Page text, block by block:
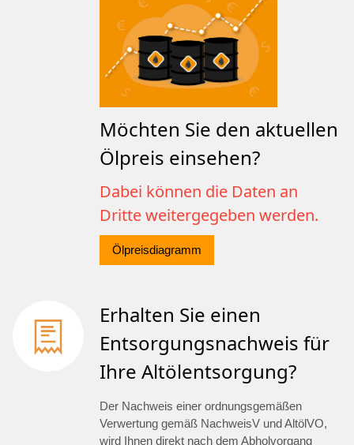
Möchten Sie den aktuellen
Ölpreis einsehen?
Dabei können die Daten an
Dritte weitergegeben werden.
Ölpreisdiagramm
Erhalten Sie einen
Entsorgungsnachweis für
Ihre Altölentsorgung?
Der Nachweis einer ordnungsgemäßen
Verwertung gemäß NachweisV und AltölVO,
wird Ihnen direkt nach dem Abholvorgang